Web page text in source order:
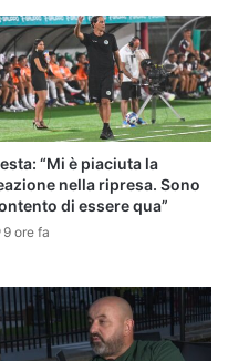
“Mi è piaciuta la
nella ripresa. Sono
di essere qua”
9 ore fa